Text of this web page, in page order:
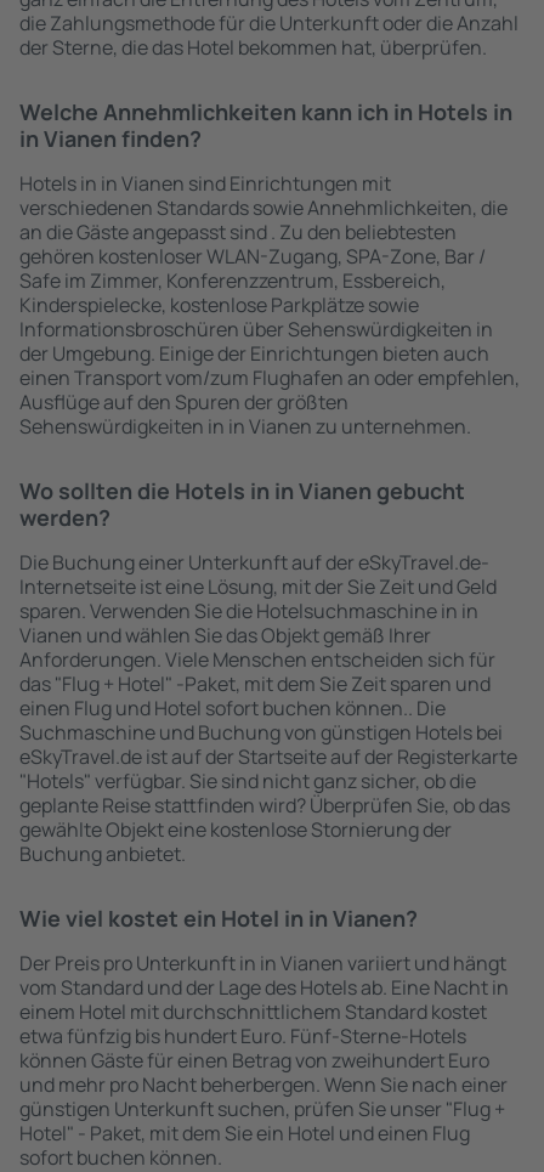
die Zahlungsmethode für die Unterkunft oder die Anzahl
der Sterne, die das Hotel bekommen hat, überprüfen.
Welche Annehmlichkeiten kann ich in Hotels in
in Vianen finden?
Hotels in in Vianen sind Einrichtungen mit
verschiedenen Standards sowie Annehmlichkeiten, die
an die Gäste angepasst sind . Zu den beliebtesten
gehören kostenloser WLAN-Zugang, SPA-Zone, Bar /
Safe im Zimmer, Konferenzzentrum, Essbereich,
Kinderspielecke, kostenlose Parkplätze sowie
Informationsbroschüren über Sehenswürdigkeiten in
der Umgebung. Einige der Einrichtungen bieten auch
einen Transport vom/zum Flughafen an oder empfehlen,
Ausflüge auf den Spuren der größten
Sehenswürdigkeiten in in Vianen zu unternehmen.
Wo sollten die Hotels in in Vianen gebucht
werden?
Die Buchung einer Unterkunft auf der eSkyTravel.de-
Internetseite ist eine Lösung, mit der Sie Zeit und Geld
sparen. Verwenden Sie die Hotelsuchmaschine in in
Vianen und wählen Sie das Objekt gemäß Ihrer
Anforderungen. Viele Menschen entscheiden sich für
das "Flug + Hotel" -Paket, mit dem Sie Zeit sparen und
einen Flug und Hotel sofort buchen können.. Die
Suchmaschine und Buchung von günstigen Hotels bei
eSkyTravel.de ist auf der Startseite auf der Registerkarte
"Hotels" verfügbar. Sie sind nicht ganz sicher, ob die
geplante Reise stattfinden wird? Überprüfen Sie, ob das
gewählte Objekt eine kostenlose Stornierung der
Buchung anbietet.
Wie viel kostet ein Hotel in in Vianen?
Der Preis pro Unterkunft in in Vianen variiert und hängt
vom Standard und der Lage des Hotels ab. Eine Nacht in
einem Hotel mit durchschnittlichem Standard kostet
etwa fünfzig bis hundert Euro. Fünf-Sterne-Hotels
können Gäste für einen Betrag von zweihundert Euro
und mehr pro Nacht beherbergen. Wenn Sie nach einer
günstigen Unterkunft suchen, prüfen Sie unser "Flug +
Hotel" - Paket, mit dem Sie ein Hotel und einen Flug
sofort buchen können.